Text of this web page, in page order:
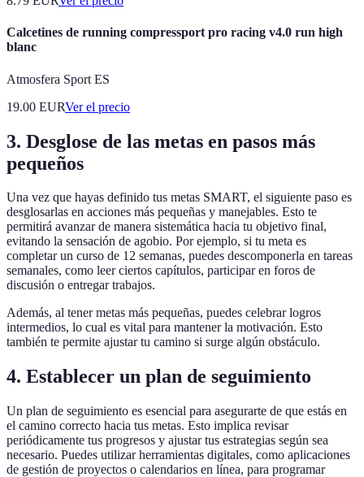
Calcetines de running compressport pro racing v4.0 run high
blanc
Atmosfera Sport ES
19.00 EURVer el precio
3. Desglose de las metas en pasos más
pequeños
Una vez que hayas definido tus metas SMART, el siguiente paso es
desglosarlas en acciones más pequeñas y manejables. Esto te
permitirá avanzar de manera sistemática hacia tu objetivo final,
evitando la sensación de agobio. Por ejemplo, si tu meta es
completar un curso de 12 semanas, puedes descomponerla en tareas
semanales, como leer ciertos capítulos, participar en foros de
discusión o entregar trabajos.
Además, al tener metas más pequeñas, puedes celebrar logros
intermedios, lo cual es vital para mantener la motivación. Esto
también te permite ajustar tu camino si surge algún obstáculo.
4. Establecer un plan de seguimiento
Un plan de seguimiento es esencial para asegurarte de que estás en
el camino correcto hacia tus metas. Esto implica revisar
periódicamente tus progresos y ajustar tus estrategias según sea
necesario. Puedes utilizar herramientas digitales, como aplicaciones
de gestión de proyectos o calendarios en línea, para programar